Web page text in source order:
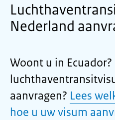
Nederland
Woont u in
aanvragen? Lees
hoe u uw visum